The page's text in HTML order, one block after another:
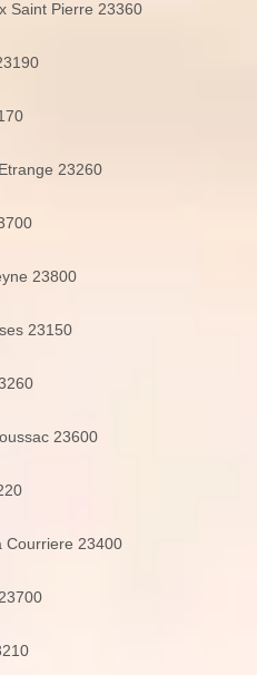
Saint Pierre 23360
23260
23800
23150
23600
Courriere 23400